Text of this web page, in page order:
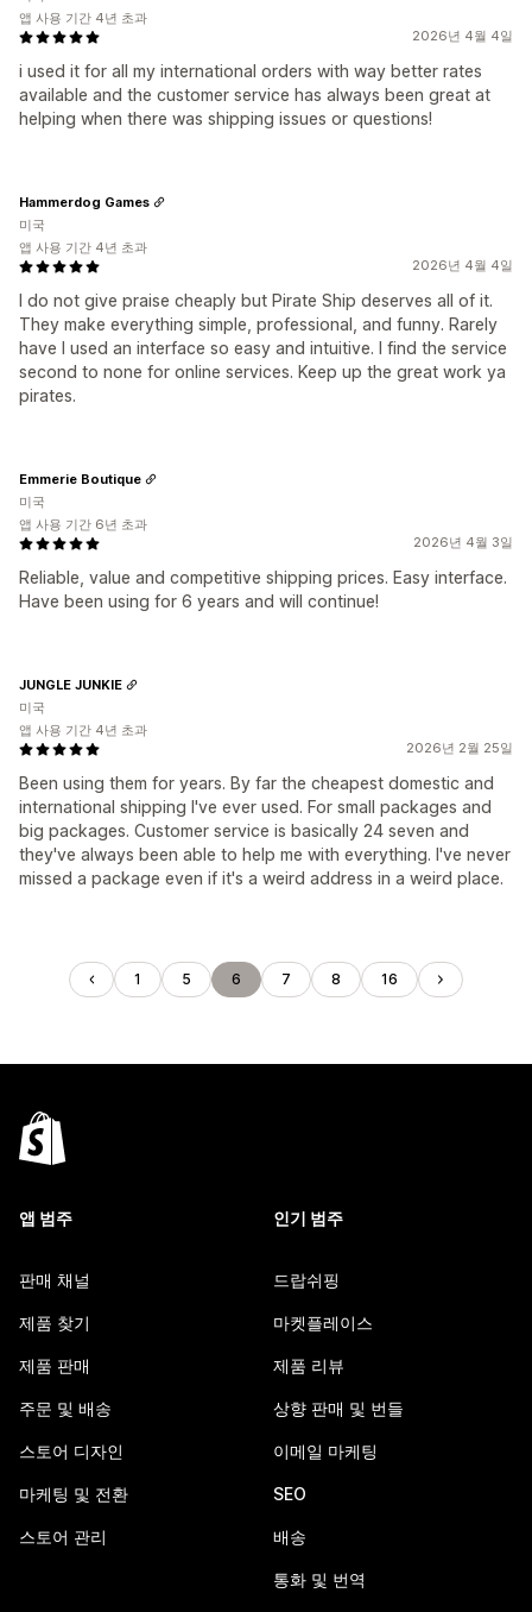
2026년 4월 4일
i used it for all my international orders with way better rates
available and the customer service has always been great at
helping when there was shipping issues or questions!
앱 사용 기간 4년 초과
2026년 4월 4일
I do not give praise cheaply but Pirate Ship deserves all of it.
They make everything simple, professional, and funny. Rarely
have I used an interface so easy and intuitive. I find the service
second to none for online services. Keep up the great work ya
pirates.
Hammerdog Games
미국
앱 사용 기간 4년 초과
2026년 4월 3일
Reliable, value and competitive shipping prices. Easy interface.
Have been using for 6 years and will continue!
Emmerie Boutique
미국
앱 사용 기간 6년 초과
2026년 2월 25일
Been using them for years. By far the cheapest domestic and
international shipping I've ever used. For small packages and
big packages. Customer service is basically 24 seven and
they've always been able to help me with everything. I've never
missed a package even if it's a weird address in a weird place.
JUNGLE JUNKIE
미국
앱 사용 기간 4년 초과
1 5 6 7 8 16
앱 범주
판매 채널
제품 찾기
제품 판매
주문 및 배송
스토어 디자인
마케팅 및 전환
스토어 관리
인기 범주
드랍쉬핑
마켓플레이스
제품 리뷰
상향 판매 및 번들
이메일 마케팅
SEO
배송
통화 및 번역